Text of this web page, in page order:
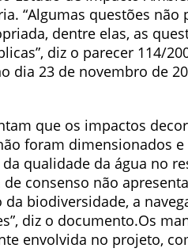
“Algumas questões não
dentre elas, as
diz o parecer 114/
dia 23 de novembro de
que os impactos
foram dimensionados
qualidade da água no
consenso não
biodiversidade, a
diz o documento.Os
envolvida no projeto,